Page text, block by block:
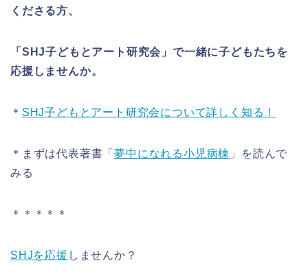
くださる方、
「SHJ子どもとアート研究会」で一緒に子どもたちを
応援しませんか。
＊ SHJ子どもとアート研究会について詳しく知る！
＊まずは代表著書「夢中になれる小児病棟 」を読んで
みる
＊＊＊＊＊
SHJを応援 しませんか？